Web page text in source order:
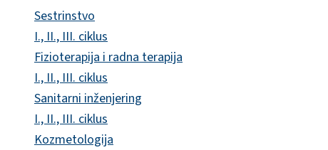
Sestrinstvo
I., II., III. ciklus
Fizioterapija i radna terapija
I., II., III. ciklus
Sanitarni inženjering
I., II., III. ciklus
Kozmetologija